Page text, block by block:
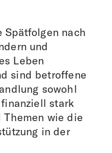
Spätfolgen nach
und
Leben
sind betroffene
sowohl
stark
wie die
in der